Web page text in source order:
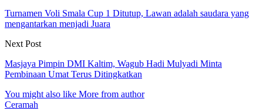
Turnamen Voli Smala Cup 1 Ditutup, Lawan adalah saudara yang
mengantarkan menjadi Juara
Next Post
Masjaya Pimpin DMI Kaltim, Wagub Hadi Mulyadi Minta
Pembinaan Umat Terus Ditingkatkan
You might also like More from author
Ceramah